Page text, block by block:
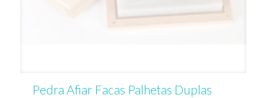
Pedra Afiar Facas Palhetas Duplas